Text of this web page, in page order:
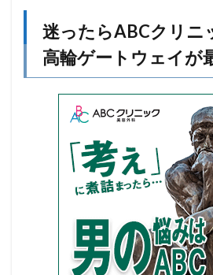
迷ったらABCクリニ
高輪ゲートウェイが